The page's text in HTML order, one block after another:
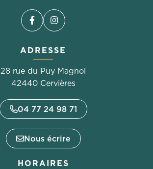
Facebook
(ouverture dans un nouvel
Instagram
(ouverture dans un
ADRESSE
28 rue du Puy Magnol
42440 Cervières
04 77 24 98 71
Nous écrire
HORAIRES